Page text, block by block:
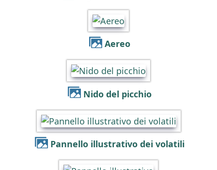
Aereo
Nido del picchio
Pannello illustrativo dei volatili